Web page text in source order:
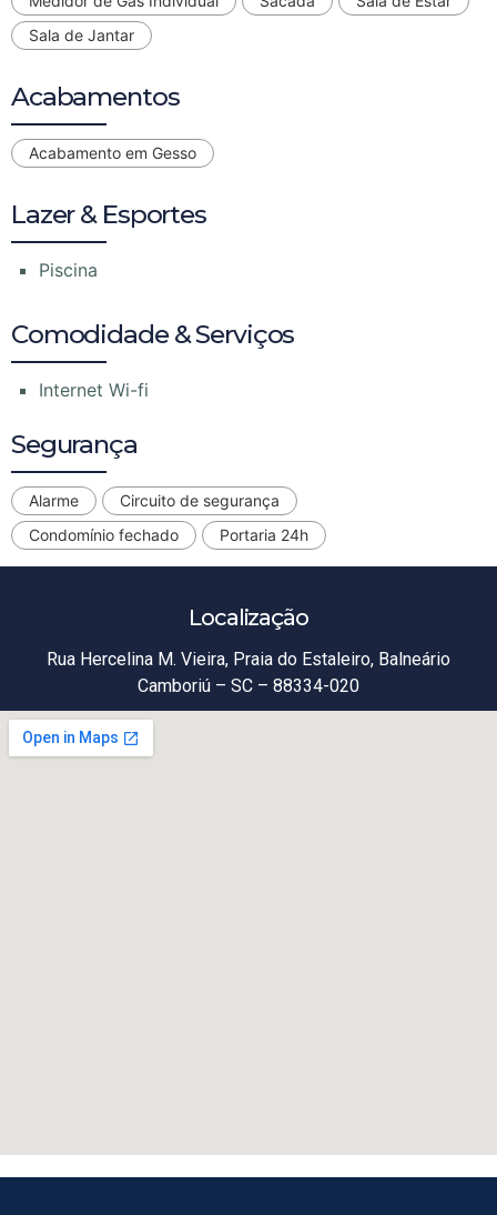
Sala de Jantar
Acabamentos
Acabamento em Gesso
Lazer & Esportes
Piscina
Comodidade & Serviços
Internet Wi-fi
Segurança
Alarme
Circuito de segurança
Condomínio fechado
Portaria 24h
Localização
Rua Hercelina M. Vieira, Praia do Estaleiro, Balneário
Camboriú – SC – 88334-020